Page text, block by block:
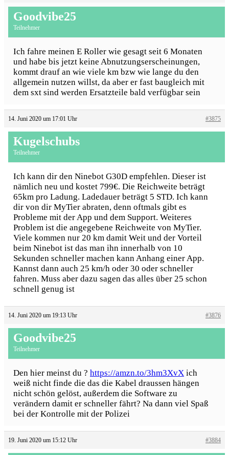
Goodvibe25
Teilnehmer
Ich fahre meinen E Roller wie gesagt seit 6 Monaten
und habe bis jetzt keine Abnutzungserscheinungen,
kommt drauf an wie viele km bzw wie lange du den
allgemein nutzen willst, da aber er fast baugleich mit
dem sxt sind werden Ersatzteile bald verfügbar sein
14. Juni 2020 um 17:01 Uhr #3875
Kugelschubs
Teilnehmer
Ich kann dir den Ninebot G30D empfehlen. Dieser ist
nämlich neu und kostet 799€. Die Reichweite beträgt
65km pro Ladung. Ladedauer beträgt 5 STD. Ich kann
dir von dir MyTier abraten, denn oftmals gibt es
Probleme mit der App und dem Support. Weiteres
Problem ist die angegebene Reichweite von MyTier.
Viele kommen nur 20 km damit Weit und der Vorteil
beim Ninebot ist das man ihn innerhalb von 10
Sekunden schneller machen kann Anhang einer App.
Kannst dann auch 25 km/h oder 30 oder schneller
fahren. Muss aber dazu sagen das alles über 25 schon
schnell genug ist
14. Juni 2020 um 19:13 Uhr #3876
Goodvibe25
Teilnehmer
Den hier meinst du ? https://amzn.to/3hm3XvX ich
weiß nicht finde die das die Kabel draussen hängen
nicht schön gelöst, außerdem die Software zu
verändern damit er schneller fährt? Na dann viel Spaß
bei der Kontrolle mit der Polizei
19. Juni 2020 um 15:12 Uhr #3884